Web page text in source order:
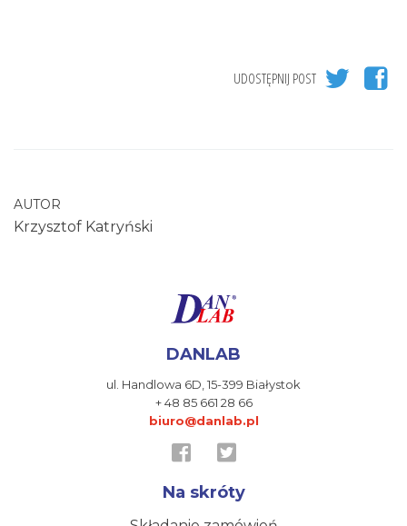
UDOSTĘPNIJ POST
AUTOR
Krzysztof Katryński
DANLAB
ul. Handlowa 6D, 15-399 Białystok
+ 48 85 661 28 66
biuro@danlab.pl
Na skróty